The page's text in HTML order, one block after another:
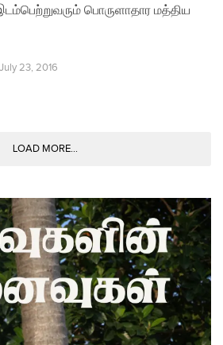
பொருளாதார மத்திய
July 23, 2016
LOAD MORE...